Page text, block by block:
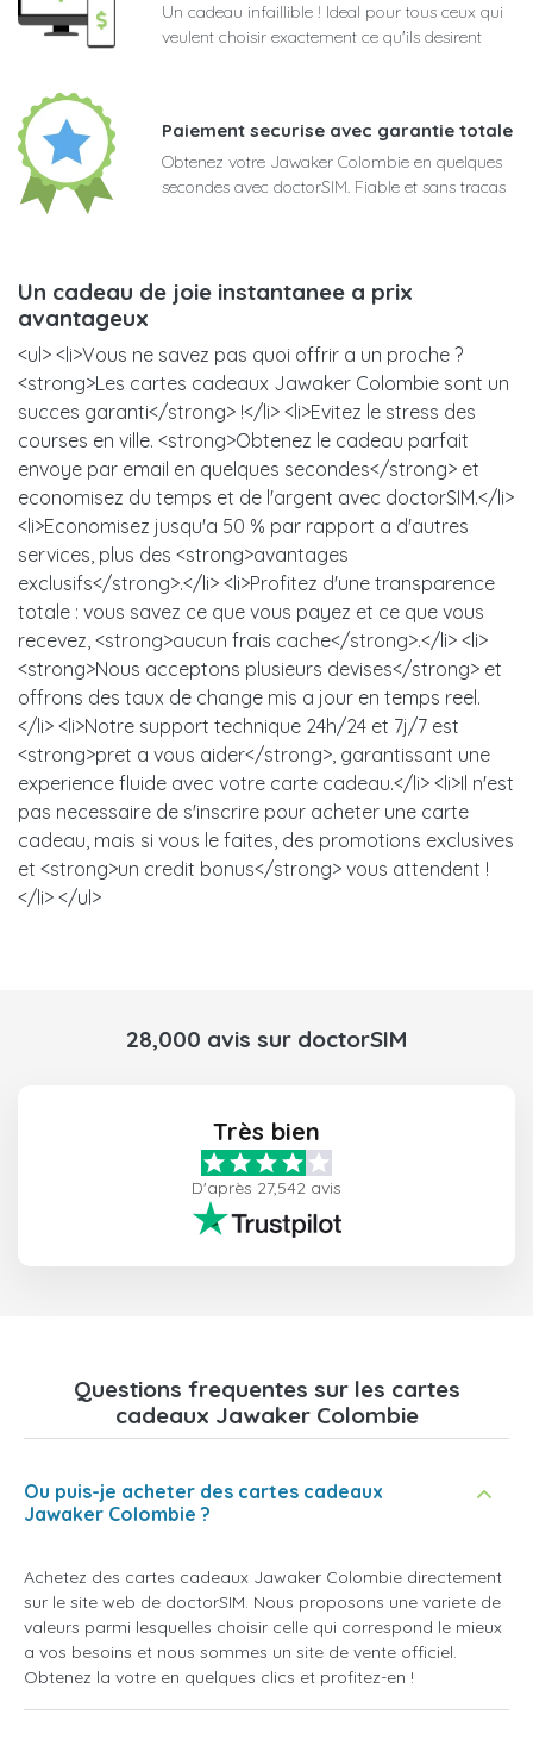
Un cadeau infaillible ! Ideal pour tous ceux qui
veulent choisir exactement ce qu'ils desirent
Paiement securise avec garantie totale
Obtenez votre Jawaker Colombie en quelques
secondes avec doctorSIM. Fiable et sans tracas
Un cadeau de joie instantanee a prix
avantageux
<ul> <li>Vous ne savez pas quoi offrir a un proche ?
<strong>Les cartes cadeaux Jawaker Colombie sont un
succes garanti</strong> !</li> <li>Evitez le stress des
courses en ville. <strong>Obtenez le cadeau parfait
envoye par email en quelques secondes</strong> et
economisez du temps et de l'argent avec doctorSIM.</li>
<li>Economisez jusqu'a 50 % par rapport a d'autres
services, plus des <strong>avantages
exclusifs</strong>.</li> <li>Profitez d'une transparence
totale : vous savez ce que vous payez et ce que vous
recevez, <strong>aucun frais cache</strong>.</li> <li>
<strong>Nous acceptons plusieurs devises</strong> et
offrons des taux de change mis a jour en temps reel.
</li> <li>Notre support technique 24h/24 et 7j/7 est
<strong>pret a vous aider</strong>, garantissant une
experience fluide avec votre carte cadeau.</li> <li>Il n'est
pas necessaire de s'inscrire pour acheter une carte
cadeau, mais si vous le faites, des promotions exclusives
et <strong>un credit bonus</strong> vous attendent !
</li> </ul>
28,000 avis sur doctorSIM
Très bien
D'après 27,542 avis
Questions frequentes sur les cartes
cadeaux Jawaker Colombie
Ou puis-je acheter des cartes cadeaux
Jawaker Colombie ?
Achetez des cartes cadeaux Jawaker Colombie directement
sur le site web de doctorSIM. Nous proposons une variete de
valeurs parmi lesquelles choisir celle qui correspond le mieux
a vos besoins et nous sommes un site de vente officiel.
Obtenez la votre en quelques clics et profitez-en !